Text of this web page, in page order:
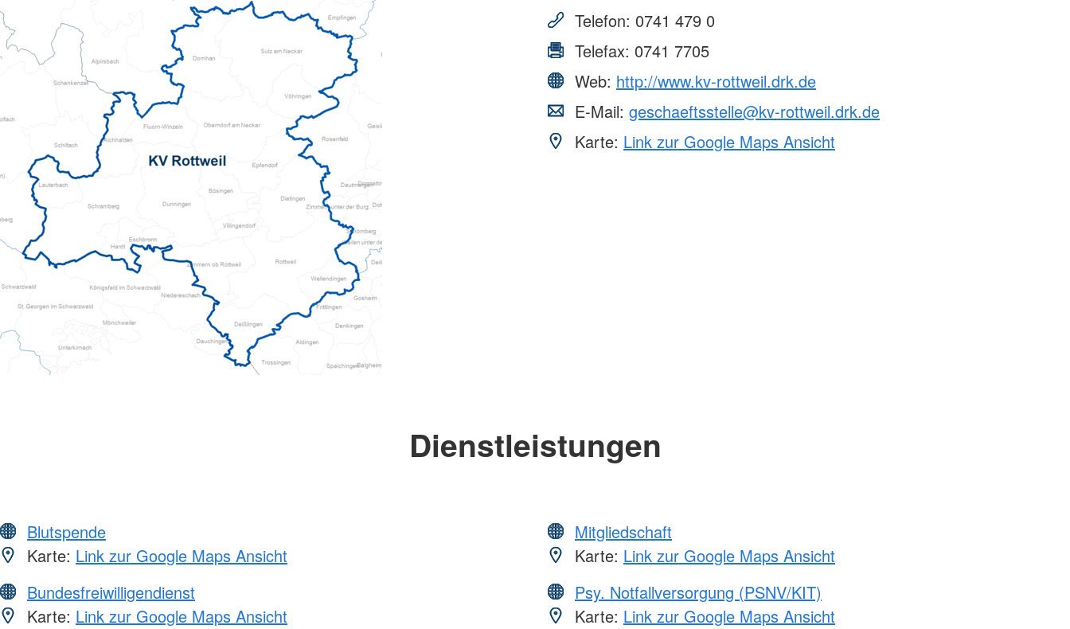
erwachsene Zuwanderer (MBE)
Telefon: 0741 479 0
Telefax: 0741 7705
Web: http://www.kv-rottweil.drk.de
E-Mail: geschaeftsstelle@kv-rottweil.drk.de
Karte: Link zur Google Maps Ansicht
Dienstleistungen
Blutspende
Karte: Link zur Google Maps Ansicht
Bundesfreiwilligendienst
Karte: Link zur Google Maps Ansicht
Mitgliedschaft
Karte: Link zur Google Maps Ansicht
Psy. Notfallversorgung (PSNV/KIT)
Karte: Link zur Google Maps Ansicht